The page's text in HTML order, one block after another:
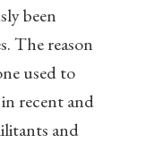
been
The reason
used to
recent and
and